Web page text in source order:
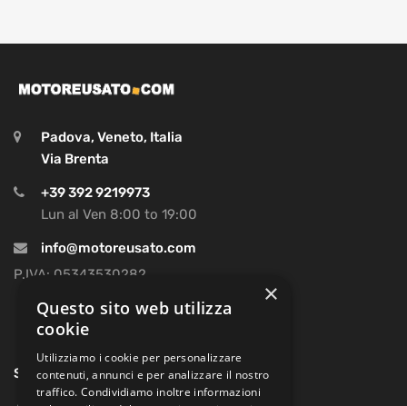
Padova, Veneto, Italia
Via Brenta
+39 392 9219973
Lun al Ven 8:00 to 19:00
info@motoreusato.com
P.IVA: 05343530282
SOCIAL
×
Questo sito web utilizza
cookie
Utilizziamo i cookie per personalizzare
contenuti, annunci e per analizzare il nostro
traffico. Condividiamo inoltre informazioni